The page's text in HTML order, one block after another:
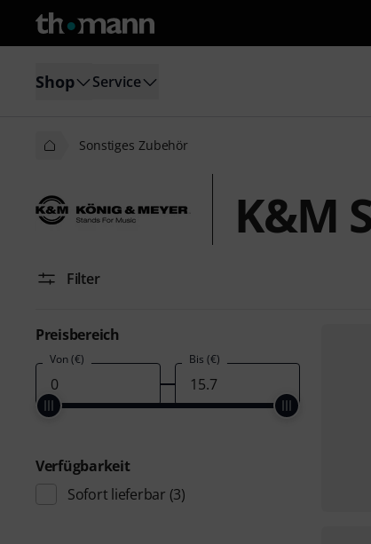
Shop Service
Sonstiges Zubehör
K&M
Filter
Preisbereich
Von (€) Bis (€)
Verfügbarkeit
Sofort lieferbar (3)